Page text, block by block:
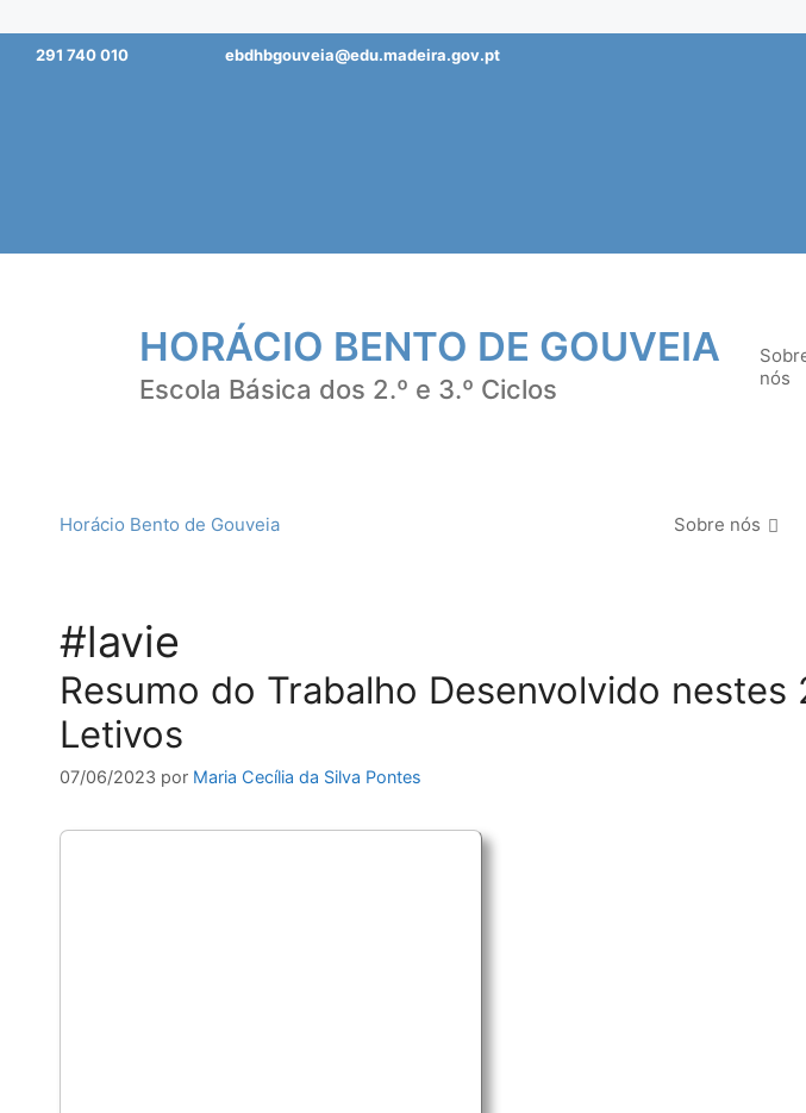
Saltar291 740 010 ebdhbgouveia@edu.madeira.gov.pt
HORÁCIO BENTO DE GOUVEIA
Escola Básica dos 2.º e 3.º Ciclos
nós
Horácio Bento de Gouveia Sobre nós
#lavie
Resumo do Trabalho Desenvolvido nestes
Letivos
07/06/2023 por Maria Cecília da Silva Pontes